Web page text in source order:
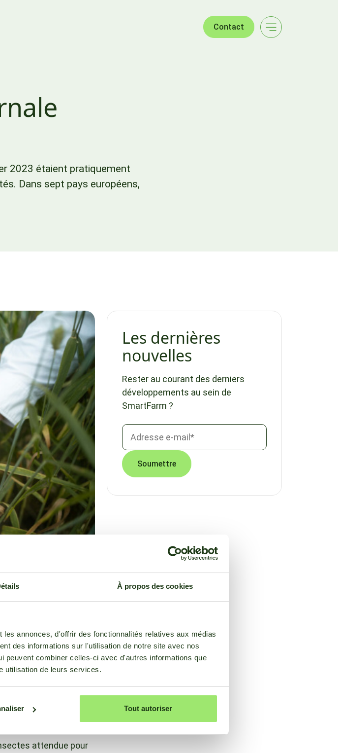
À propos des cookies
annonces, d'offrir des fonctionnalités relatives aux médias
des informations sur l'utilisation de notre site avec nos
peuvent combiner celles-ci avec d'autres informations que
utilisation de leurs services.
Tout autoriser
Contact
2023 étaient pratiquement
Dans sept pays européens,
40 degrés", a
place qu'en mai ou
en Pologne et
Lettonie ont
fait 12 degrés de plus
attendue pour
Les dernières
nouvelles
Rester au courant des derniers
développements au sein de
SmartFarm ?